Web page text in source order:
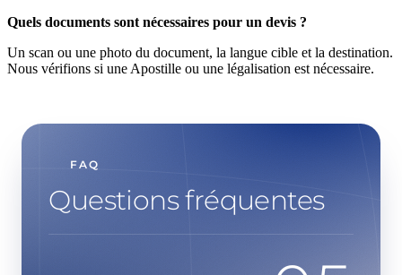
Quels documents sont nécessaires pour un devis ?
Un scan ou une photo du document, la langue cible et la destination.
Nous vérifions si une Apostille ou une légalisation est nécessaire.
FAQ
Questions fréquentes